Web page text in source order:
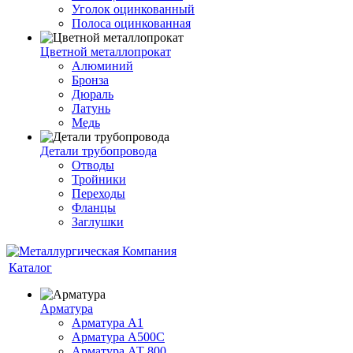
Уголок оцинкованный
Полоса оцинкованная
Цветной металлопрокат
Алюминий
Бронза
Дюраль
Латунь
Медь
Детали трубопровода
Отводы
Тройники
Переходы
Фланцы
Заглушки
Каталог
Арматура
Арматура А1
Арматура А500С